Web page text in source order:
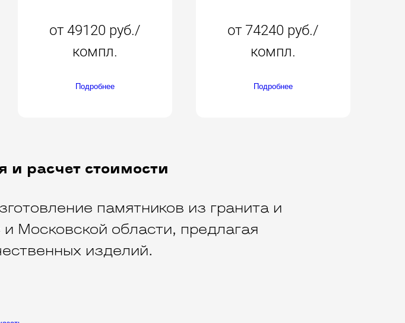
от 49120 руб./
компл.
Подробнее
от 74240 руб./
компл.
Подробнее
и расчет стоимости
памятников из гранита и
Московской области, предлагая
изделий.